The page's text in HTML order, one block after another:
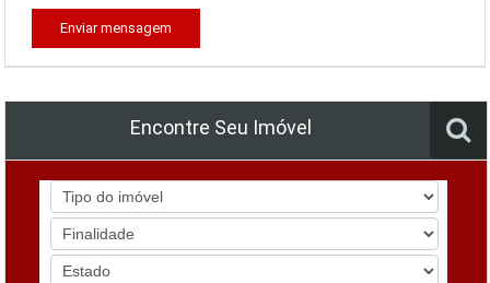
Enviar mensagem
Encontre Seu Imóvel